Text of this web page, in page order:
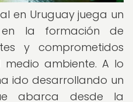
en Uruguay juega un
la formación de
y comprometidos
ambiente. A lo
ido desarrollando un
abarca desde la